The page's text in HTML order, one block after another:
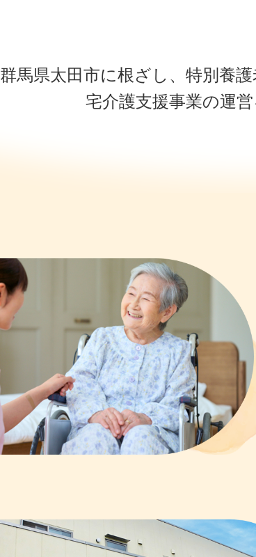
群馬県太田市に根ざし、特別養
宅介護支援事業の運